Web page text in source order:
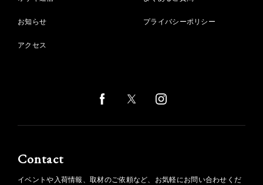
お知らせ
アクセス
プライバシーポリシー
Contact
イベントや入荷情報、取材のご依頼など、お気軽にお問い合わせくだ